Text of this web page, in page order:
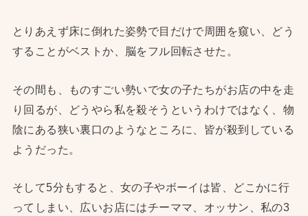
とりあえず床に倒れた姿勢で目だけで周囲を窺い、どう
することがベストか、脳をフル回転させた。
その間も、ものすごい勢いで女の子たちがお店の中を走
り回るが、どうやら私を殺そうというわけではなく、物
陰にある狭い裏口のようなところに、皆が殺到している
ようだった。
そして5分もすると、女の子やボーイは皆、どこかに行
ってしまい、広いお店にはチーママ、オッサン、私の3